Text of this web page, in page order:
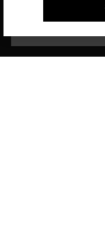
Puedes aprender más